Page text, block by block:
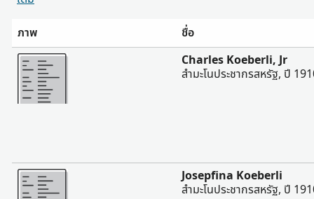
ภาพ
ชื่อ
มากขึ้น
Charles Koeberli, Jr
สํามะโนประชากรสหรัฐ, ปี
มากขึ้น
Josepfina Koeberli
สํามะโนประชากรสหรัฐ, ปี